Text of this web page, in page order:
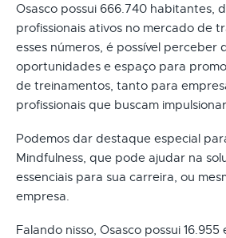
Osasco possui 666.740 habitantes,
profissionais ativos no mercado de
esses números, é possível perceber
oportunidades e espaço para
de treinamentos, tanto para
profissionais que buscam
Podemos dar destaque especial
Mindfulness, que pode ajudar na
essenciais para sua carreira, ou
empresa.
Falando nisso, Osasco possui 16.955